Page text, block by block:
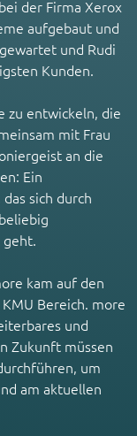
der Firma Xerox
aufgebaut und
und Rudi
Kunden.
zu entwickeln, die
mit Frau
an die
Ein
sich durch
kam auf den
Bereich. more
und
Zukunft müssen
um
am aktuellen